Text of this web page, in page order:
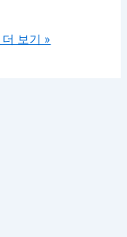
더 보기 »